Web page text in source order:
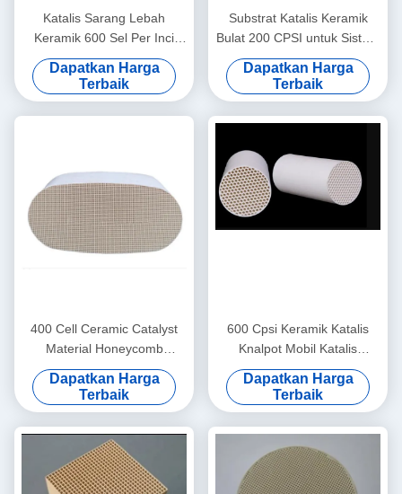
Katalis Sarang Lebah
Keramik 600 Sel Per Inci
Persegi | Standar Emisi
EURO 4 | Kompatibel
dengan Bensin/Diesel
Dapatkan Harga
Terbaik
Substrat Katalis Keramik
Bulat 200 CPSI untuk Sistem
Knalpot Otomotif - Diameter
4 Inci
Dapatkan Harga
Terbaik
400 Cell Ceramic Catalyst
Material Honeycomb
Catalytic Converter Ceramic
Oval Racetrack
Dapatkan Harga
Terbaik
600 Cpsi Keramik Katalis
Knalpot Mobil Katalis
Pemurnian Gas Buang
Otomotif
Dapatkan Harga
Terbaik